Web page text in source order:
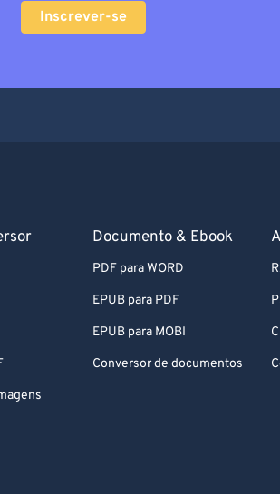
Inscrever-se
Documento & Ebook
PDF para WORD
EPUB para PDF
EPUB para MOBI
Conversor de documentos